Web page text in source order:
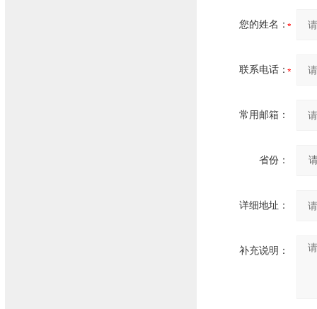
您的姓名：
联系电话：
常用邮箱：
省份：
详细地址：
补充说明：